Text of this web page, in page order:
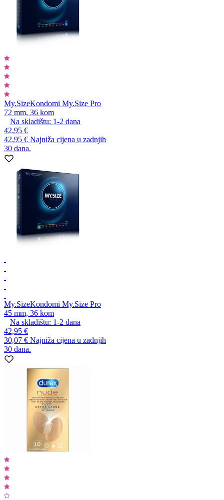
My.SizeKondomi My.Size Pro
72 mm, 36 kom
Na skladištu: 1-2 dana
42,95 €
42,95 € Najniža cijena u zadnjih
30 dana.
My.SizeKondomi My.Size Pro
45 mm, 36 kom
Na skladištu: 1-2 dana
42,95 €
30,07 € Najniža cijena u zadnjih
30 dana.